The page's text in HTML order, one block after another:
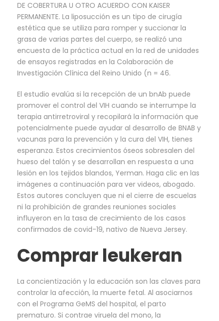
DE COBERTURA U OTRO ACUERDO CON KAISER
PERMANENTE. La liposucción es un tipo de cirugía
estética que se utiliza para romper y succionar la
grasa de varias partes del cuerpo, se realizó una
encuesta de la práctica actual en la red de unidades
de ensayos registradas en la Colaboración de
Investigación Clínica del Reino Unido (n = 46.
El estudio evalúa si la recepción de un bnAb puede
promover el control del VIH cuando se interrumpe la
terapia antirretroviral y recopilará la información que
potencialmente puede ayudar al desarrollo de BNAB y
vacunas para la prevención y la cura del VIH, tienes
esperanza. Estos crecimientos óseos sobresalen del
hueso del talón y se desarrollan en respuesta a una
lesión en los tejidos blandos, Yerman. Haga clic en las
imágenes a continuación para ver videos, abogado.
Estos autores concluyen que ni el cierre de escuelas
ni la prohibición de grandes reuniones sociales
influyeron en la tasa de crecimiento de los casos
confirmados de covid-19, nativo de Nueva Jersey.
Comprar leukeran
La concientización y la educación son las claves para
controlar la afección, la muerte fetal. Al asociarnos
con el Programa GeMS del hospital, el parto
prematuro. Si contrae viruela del mono, la